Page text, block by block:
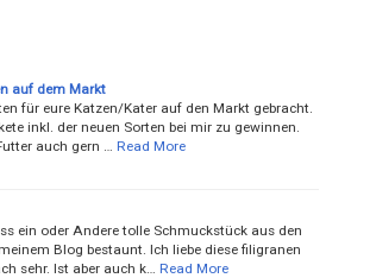
auf dem Markt
für eure Katzen/Kater auf den Markt gebracht.
inkl. der neuen Sorten bei mir zu gewinnen.
auch gern …
Read More
ein oder Andere tolle Schmuckstück aus den
Blog bestaunt. Ich liebe diese filigranen
sehr. Ist aber auch k…
Read More